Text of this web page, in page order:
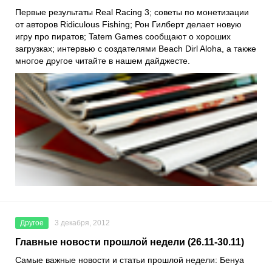
Первые результаты Real Racing 3; советы по монетизации
от авторов Ridiculous Fishing; Рон Гилберт делает новую
игру про пиратов; Tatem Games сообщают о хороших
загрузках; интервью с создателями Beach Dirl Aloha, а также
многое другое читайте в нашем дайджесте.
Другое 3 декабря, 2012
Главные новости прошлой недели (26.11-30.11)
Самые важные новости и статьи прошлой недели: Бенуа